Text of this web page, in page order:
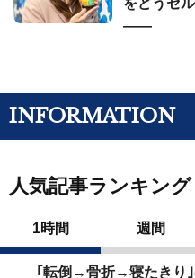
をどうセ
——
INFORMATION
人気記事ランキング
1時間 週間
｢転倒→骨折→寝たきり